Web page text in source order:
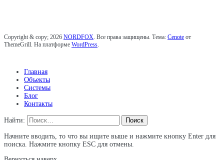
Copyright & copy; 2026 NORDFOX. Все права защищены. Тема: Cenote от
ThemeGrill. На платформе WordPress.
Главная
Объекты
Системы
Блог
Контакты
Найти:
Начните вводить, то что вы ищите выше и нажмите кнопку Enter для
поиска. Нажмите кнопку ESC для отмены.